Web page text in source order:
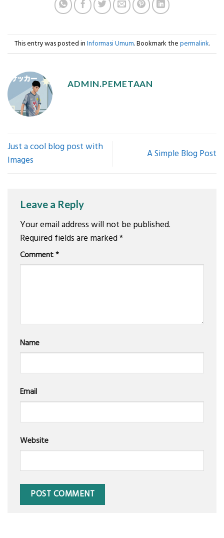
This entry was posted in Informasi Umum. Bookmark the permalink.
ADMIN.PEMETAAN
Just a cool blog post with
Images
A Simple Blog Post
Leave a Reply
Your email address will not be published.
Required fields are marked*
Comment*
Name
Email
Website